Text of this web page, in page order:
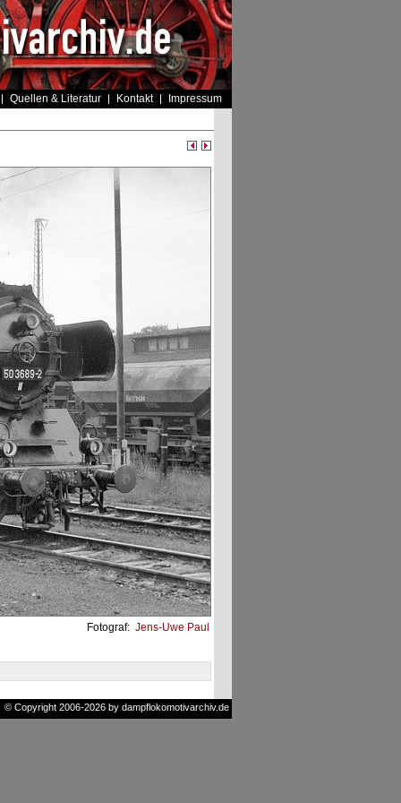
Quellen & Literatur Kontakt Impressum
Fotograf: Jens-Uwe Paul
© Copyright 2006-2026 by dampflokomotivarchiv.de